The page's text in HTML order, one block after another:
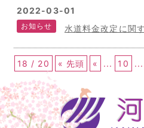
2022-03-01
お知らせ 水道料金改定に関
18 / 20 « 先頭 « ... 10 ...